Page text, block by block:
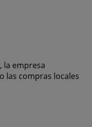
la empresa
las compras locales